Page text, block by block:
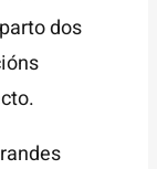
dos